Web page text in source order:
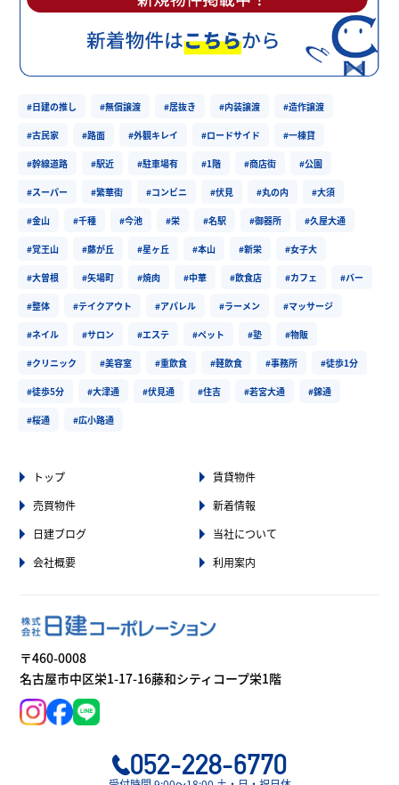
#日建の推し #無償譲渡 #居抜き #内装譲渡 #造作譲渡
#古民家 #路面 #外観キレイ #ロードサイド #一棟貸
#幹線道路 #駅近 #駐車場有 #1階 #商店街 #公園
#スーパー #繁華街 #コンビニ #伏見 #丸の内 #大須
#金山 #千種 #今池 #栄 #名駅 #御器所 #久屋大通
#覚王山 #藤が丘 #星ヶ丘 #本山 #新栄 #女子大
#大曽根 #矢場町 #焼肉 #中華 #飲食店 #カフェ #バー
#整体 #テイクアウト #アパレル #ラーメン #マッサージ
#ネイル #サロン #エステ #ペット #塾 #物販
#クリニック #美容室 #重飲食 #軽飲食 #事務所 #徒歩1分
#徒歩5分 #大津通 #伏見通 #住吉 #若宮大通 #錦通
#桜通 #広小路通
トップ
賃貸物件
売買物件
新着情報
日建ブログ
当社について
会社概要
利用案内
〒460-0008
名古屋市中区栄1-17-16藤和シティコープ栄1階
052-228-6770